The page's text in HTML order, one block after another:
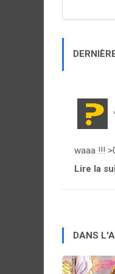
waaa !!!
Lire la
DANS